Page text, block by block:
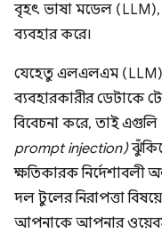
বৃহৎ ভাষা মডেল (LLM),
ব্যবহার করে।
যেহেতু এলএলএম (LLM)
ব্যবহারকারীর ডেটাকে
বিবেচনা করে, তাই এগুলি
prompt injection)
ক্ষতিকারক নির্দেশাবলী
দল টুলের নিরাপত্তা
আপনাকে আপনার